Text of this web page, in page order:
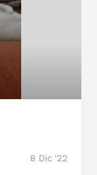
8 Dic '22